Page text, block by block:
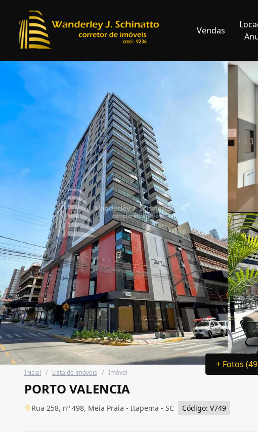
Vendas
+ Fotos
Inicial / Lista de imóveis / Imóvel
PORTO VALENCIA
Rua 258, nº 498, Meia Praia - Itapema - SC Código: V749